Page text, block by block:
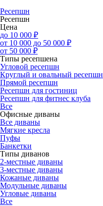
Ресепшн
Ресепшн
Цена
до 10 000 ₽
от 10 000 до 50 000 ₽
от 50 000 ₽
Типы ресепшена
Угловой ресепшн
Круглый и овальный ресепшн
Прямой ресепшн
Ресепшн для гостиниц
Ресепшн для фитнес клуба
Все
Офисные диваны
Все диваны
Мягкие кресла
Пуфы
Банкетки
Типы диванов
2-местные диваны
3-местные диваны
Кожаные диваны
Модульные диваны
Угловые диваны
Все